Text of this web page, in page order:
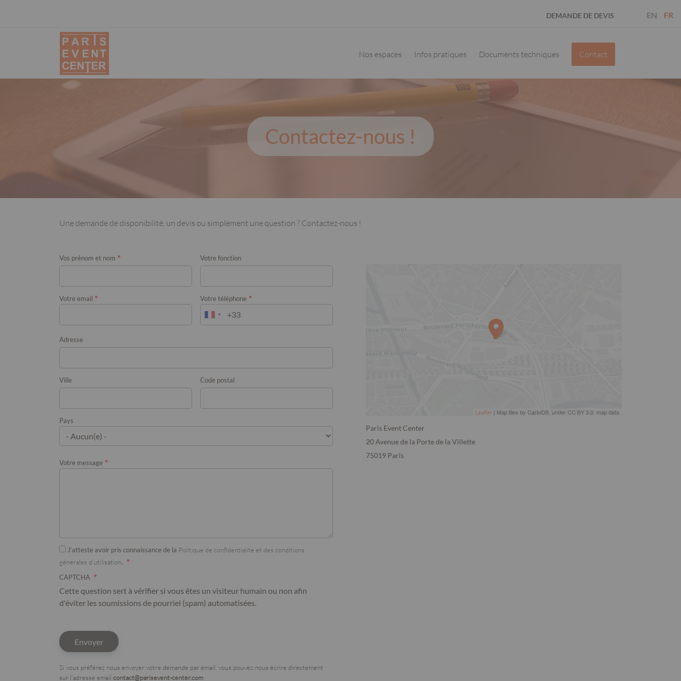
DEMANDE DE DEVIS EN
FR
Nos espaces
Infos pratiques Documents techniques Contact
Contactez-nous !
Une demande de disponibilité, un devis ou simplement une question ? Contactez-nous !
Vos prénom et nom Votre fonction
Votre email Votre téléphone
Adresse
Ville Code postal
Pays
Votre message
J’atteste avoir pris connaissance de la Politique de confidentialité et des conditions
générales d’utilisation.
CAPTCHA
Cette question sert à vérifier si vous êtes un visiteur humain ou non afin
d'éviter les soumissions de pourriel (spam) automatisées.
Si vous préférez nous envoyer votre demande par email, vous pouvez nous écrire directement
sur l'adresse email contact@parisevent-center.com
Leaflet | Map tiles by CartoDB, under CC BY 3.0. map data
Paris Event Center
20 Avenue de la Porte de la Villette
75019 Paris